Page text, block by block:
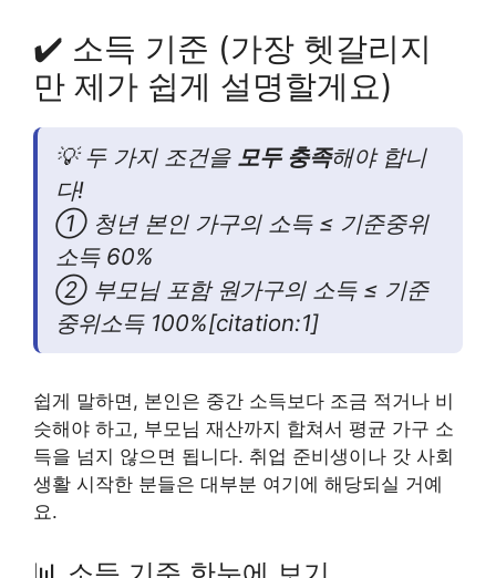
✔️ 소득 기준 (가장 헷갈리지
만 제가 쉽게 설명할게요)
💡 두 가지 조건을 모두 충족해야 합니
다!
① 청년 본인 가구의 소득 ≤ 기준중위
소득 60%
② 부모님 포함 원가구의 소득 ≤ 기준
중위소득 100%[citation:1]
쉽게 말하면, 본인은 중간 소득보다 조금 적거나 비
슷해야 하고, 부모님 재산까지 합쳐서 평균 가구 소
득을 넘지 않으면 됩니다. 취업 준비생이나 갓 사회
생활 시작한 분들은 대부분 여기에 해당되실 거예
요.